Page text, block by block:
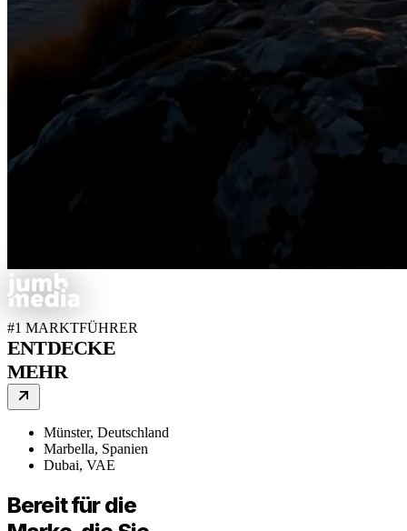
#1 MARKTFÜHRER
ENTDECKE
MEHR
Münster, Deutschland
Marbella, Spanien
Dubai, VAE
Bereit für die